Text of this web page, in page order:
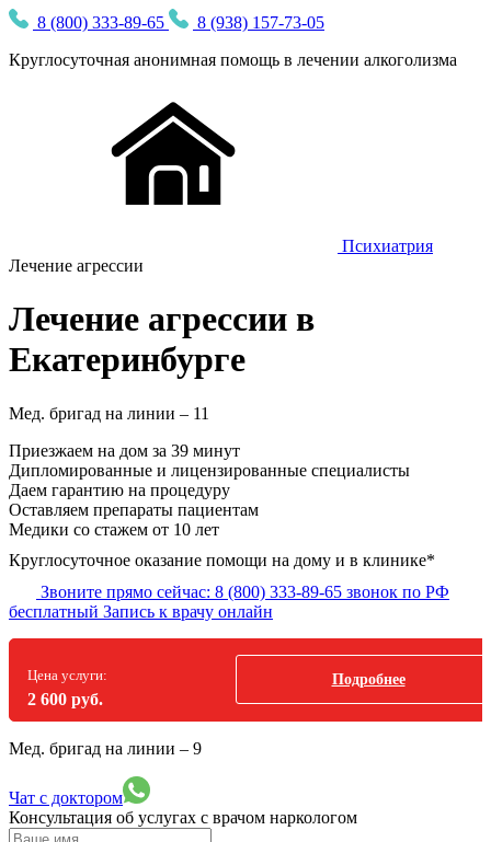
8 (800) 333-89-65
8 (938) 157-73-05
Круглосуточная анонимная помощь в лечении алкоголизма
Психиатрия
Лечение агрессии
Лечение агрессии в
Екатеринбурге
Мед. бригад на линии – 11
Приезжаем на дом за 39 минут
Дипломированные и лицензированные специалисты
Даем гарантию на процедуру
Оставляем препараты пациентам
Медики со стажем от 10 лет
Круглосуточное оказание помощи на дому и в клинике*
Звоните прямо сейчас: 8 (800) 333-89-65 звонок по РФ
бесплатный Запись к врачу онлайн
Цена услуги:
2 600 руб.
Подробнее
Мед. бригад на линии – 9
Чат с доктором
Консультация об услугах с врачом наркологом